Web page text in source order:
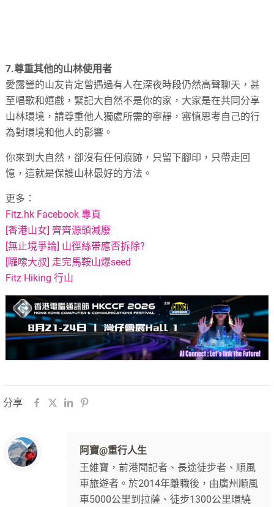
7.尊重其他的山林使用者
愛露營的山友肯定曾遇過有人在深夜時段仍然高聲聊天，甚
至唱歌和嬉戲，緊記大自然不是你的家，大家是在共同分享
山林環境，請尊重他人獨處所需的寧靜，審慎思考自己的行
為對環境和他人的影響。
你來到大自然，卻沒有任何痕跡，只留下腳印，只帶走回
憶，這就是保護山林最好的方法。
更多：
Fitz.hk Facebook 專頁
[香港山女] 齊齊源頭減廢
[無止境爭論] 山徑絲帶應否拆除?
[囉嗦大叔] 走完馬鞍山爆seed
Fitz Hiking 行山
分享
阿寶@重行人生
王維寶，前港聞記者、長途徒步者、順風
車旅遊者。於2014年離職後，由廣州順風
車5000公里到拉薩、徒步1300公里環繞